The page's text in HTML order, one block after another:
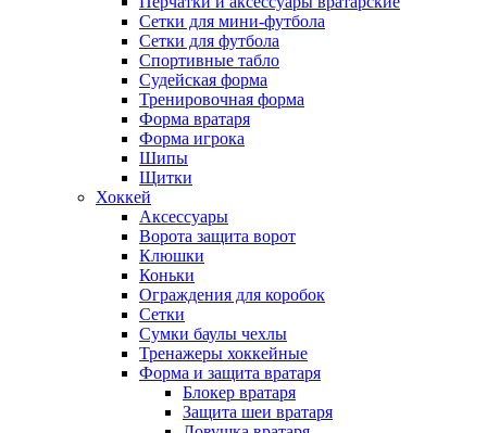
Сетки для мини-футбола
Сетки для футбола
Спортивные табло
Судейская форма
Тренировочная форма
Форма вратаря
Форма игрока
Шипы
Щитки
Хоккей
Аксессуары
Ворота защита ворот
Клюшки
Коньки
Ограждения для коробок
Сетки
Сумки баулы чехлы
Тренажеры хоккейные
Форма и защита вратаря
Блокер вратаря
Защита шеи вратаря